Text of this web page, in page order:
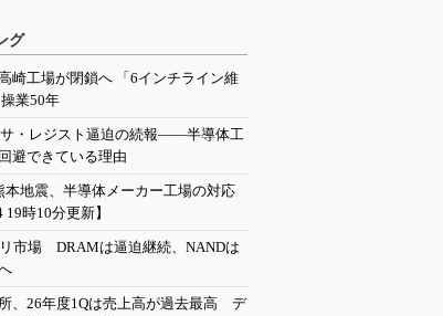
グ
崎工場が閉鎖へ 「6インチライン維
業50年
サ・レジスト逼迫の続報――半導体工
避できている理由
本地震、半導体メーカー工場の対応
時10分更新】
市場 DRAMは逼迫継続、NANDは
、26年度1Qは売上高が過去最高 デ